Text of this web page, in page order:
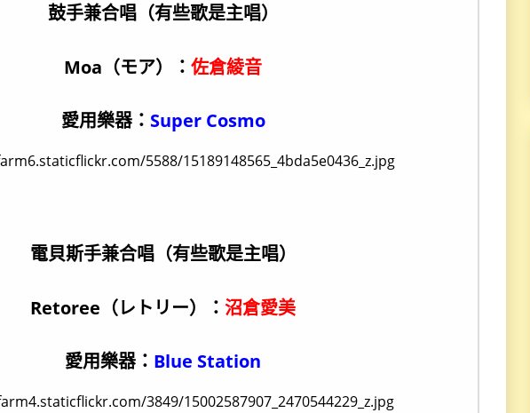
鼓手兼合唱（有些歌是主唱）
Moa（モア）：佐倉綾音
愛用樂器： Super Cosmo
電貝斯手兼合唱（有些歌是主唱）
Retoree（レトリー）：沼倉愛美
愛用樂器： Blue Station